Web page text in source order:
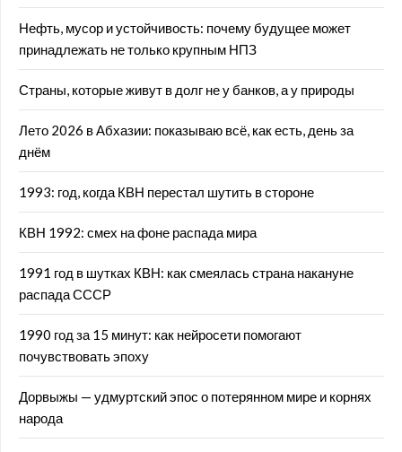
Нефть, мусор и устойчивость: почему будущее может
принадлежать не только крупным НПЗ
Страны, которые живут в долг не у банков, а у природы
Лето 2026 в Абхазии: показываю всё, как есть, день за
днём
1993: год, когда КВН перестал шутить в стороне
КВН 1992: смех на фоне распада мира
1991 год в шутках КВН: как смеялась страна накануне
распада СССР
1990 год за 15 минут: как нейросети помогают
почувствовать эпоху
Дорвыжы — удмуртский эпос о потерянном мире и корнях
народа